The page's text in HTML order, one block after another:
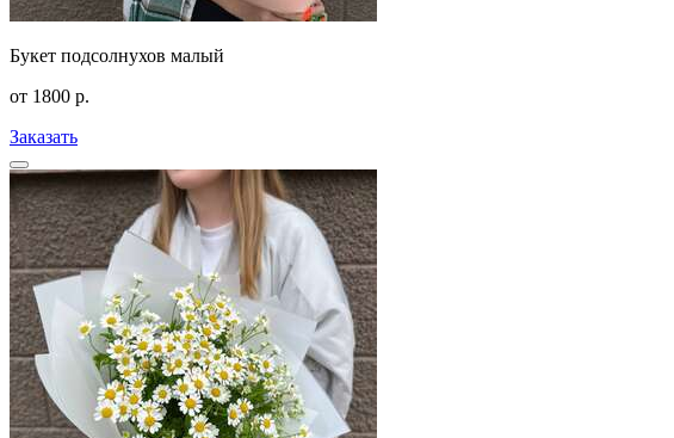
Букет подсолнухов малый
от 1800 р.
Заказать